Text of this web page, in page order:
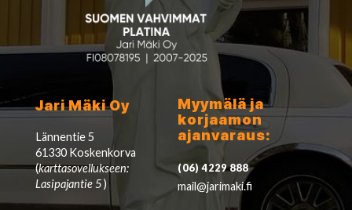
Jari Mäki Oy
Lännentie 5
61330 Koskenkorva
(karttasovellukseen:
Lasipajantie 5)
Myymälä ja
korjaamon
ajanvaraus:
(06) 4229 888
mail@jarimaki.fi